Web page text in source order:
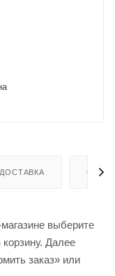
ДОСТАВКА
выберите
Далее
заказ» или